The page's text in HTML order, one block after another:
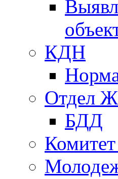
КДН
Отдел
БДД